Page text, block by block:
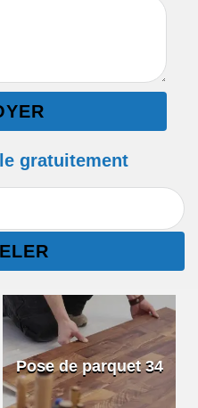
gratuitement
Pose de parquet 34